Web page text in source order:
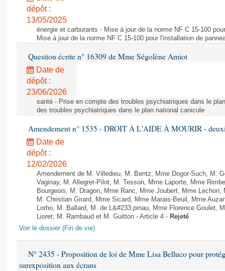
dépôt :
13/05/2025
énergie et carburants - Mise à jour de la norme NF C 15-100
Mise à jour de la norme NF C 15-100 pour l'installation de
Question écrite n° 16309 de Mme Ségolène Amiot
Date de
dépôt :
23/06/2026
santé - Prise en compte des troubles psychiatriques dans le
des troubles psychiatriques dans le plan national canicule
Amendement n° 1535 - DROIT À L'AIDE À MOURIR -
Date de
dépôt :
12/02/2026
Amendement de M. Villedieu, M. Bentz, Mme Dogor-Such, M.
Vaginay, M. Allegret-Pilot, M. Tesson, Mme Laporte, Mme
Bourgeois, M. Dragon, Mme Ranc, Mme Joubert, Mme
M. Christian Girard, Mme Sicard, Mme Marais-Beuil, Mme
Lorho, M. Ballard, M. de L&#233;pinau, Mme Florence Goulet,
Lioret, M. Rambaud et M. Guitton - Article 4 - Rejeté
Voir le dossier (Fin de vie)
N° 2435 - Proposition de loi de Mme Lisa Belluco pour
surexposition aux écrans